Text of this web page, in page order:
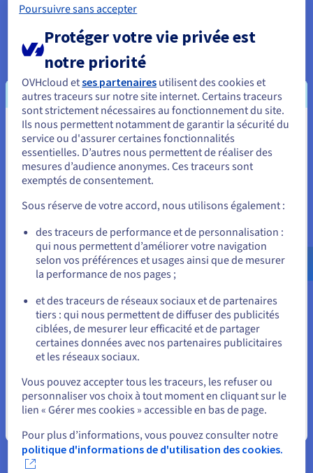
de données soit au plus près de son infrastructure
de calcul car les algorithmes mis en œuvre
réalisent énormément d’accès aux données. «
proximité réseau entre nos instances de calcul et la
base de données nous permet d’obtenir les
meilleures performances possibles. D’autre part,
nous avons la garantie que tous les backups sont
sauvegardés dans un autre datacenter pour des
raisons de sécurité» précise le CTO.
« La donnée est absolument
critique dans notre activité car
sans donnée, nous ne pouvons
plus délivrer notre service auprès
des clients. Le backup
automatique délivré par
OVHcloud dans son offre Public
Cloud Databases For MongoDB
nous apporte de la confiance et
nous permet de ne pas consacrer
du temps à configurer les
sauvegardes. »
Vincent El Khatib, Cofondateur &
CTO chez combigo.com
Vous semblez être localisé en États-
Unis.
Pour commander, rendez-vous sur le site de votre pays (États-
Allez sur le site États-Unis
us.ovhcloud.com/
Anglais USD - $
ou
Rester sur le site actuel
Sélectionner un autre site web
Poursuivre sans accepter
Protéger votre vie privée est
notre priorité
OVHcloud etses partenaires utilisent des cookies et
autres traceurs sur notre site internet. Certains traceurs
sont strictement nécessaires au fonctionnement du site.
Ils nous permettent notamment de garantir la sécurité du
service ou d'assurer certaines fonctionnalités
essentielles. D’autres nous permettent de réaliser des
mesures d’audience anonymes. Ces traceurs sont
exemptés de consentement.
Sous réserve de votre accord, nous utilisons également :
des traceurs de performance et de personnalisation :
qui nous permettent d’améliorer votre navigation
selon vos préférences et usages ainsi que de mesurer
la performance de nos pages ;
et des traceurs de réseaux sociaux et de partenaires
tiers : qui nous permettent de diffuser des publicités
ciblées, de mesurer leur efficacité et de partager
certaines données avec nos partenaires publicitaires
et les réseaux sociaux.
Vous pouvez accepter tous les traceurs, les refuser ou
personnaliser vos choix à tout moment en cliquant sur le
lien « Gérer mes cookies » accessible en bas de page.
Pour plus d’informations, vous pouvez consulter notre
politique d'informations de d'utilisation des cookies.